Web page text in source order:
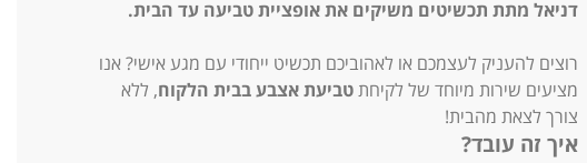
דניאל מתת תכשיטים משיקים את אופציית טביעה עד הבית.
רוצים להעניק לעצמכם או לאהוביכם תכשיט ייחודי עם מגע אישי? אנו
מציעים שירות מיוחד של לקיחת טביעת אצבע בבית הלקוח, ללא
צורך לצאת מהבית!
איך זה עובד?